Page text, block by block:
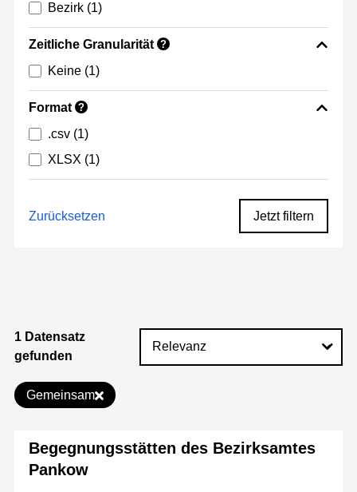
Bezirk (1)
Zeitliche Granularität ?
Keine (1)
Format ?
.csv (1)
XLSX (1)
Zurücksetzen Jetzt filtern
1 Datensatz
gefunden
Gemeinsam
Begegnungsstätten des Bezirksamtes
Pankow